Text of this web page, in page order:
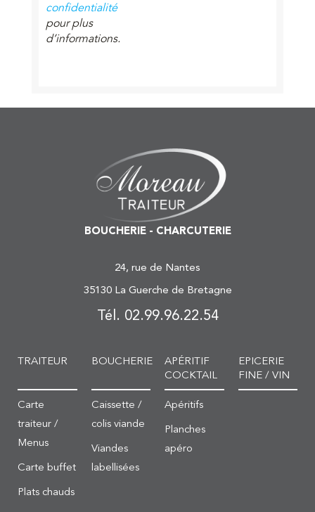
confidentialité
pour plus
d’informations.
BOUCHERIE - CHARCUTERIE
24, rue de Nantes
35130 La Guerche de Bretagne
Tél. 02.99.96.22.54
TRAITEUR
Carte
traiteur /
Menus
Carte buffet
Plats chauds
BOUCHERIE
Caissette /
colis viande
Viandes
labellisées
APÉRITIF
COCKTAIL
Apéritifs
Planches
apéro
EPICERIE
FINE / VIN